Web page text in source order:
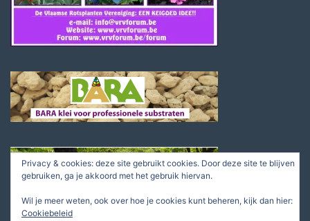
Privacy & cookies: deze site gebruikt cookies. Door deze site te blijven
gebruiken, ga je akkoord met het gebruik hiervan.
Wil je meer weten, ook over hoe je cookies kunt beheren, kijk dan hier:
Cookiebeleid